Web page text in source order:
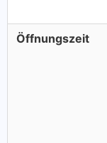
Öffnungszeit